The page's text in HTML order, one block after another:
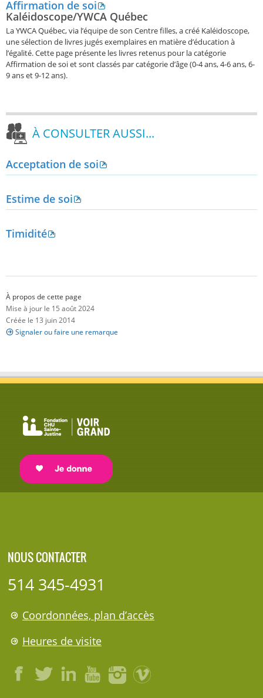
Affirmation de soi
Kaléidoscope/YWCA Québec
La YWCA Québec, via l’équipe de son Centre filles, a créé Kaléidoscope,
une sélection de livres jugés exemplaires en matière d’éducation à
l’égalité. Cette page présente les livres retenus pour la catégorie
Affirmation de soi et sont classés par catégorie d’âge (0-4 ans, 4-6 ans, 6-
9 ans et 9-12 ans).
À CONSULTER AUSSI...
Acceptation de soi
Estime de soi
Timidité
À propos de cette page
Mise à jour le 15 août 2024
Créée le 13 juin 2014
Signaler ou faire une remarque
NOUS CONTACTER
514 345-4931
Coordonnées, plan d’accès
Heures de visite